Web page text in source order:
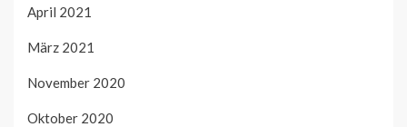
April 2021
März 2021
November 2020
Oktober 2020